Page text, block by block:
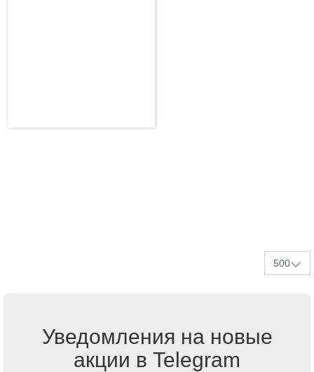
500
Уведомления на новые
акции в Telegram